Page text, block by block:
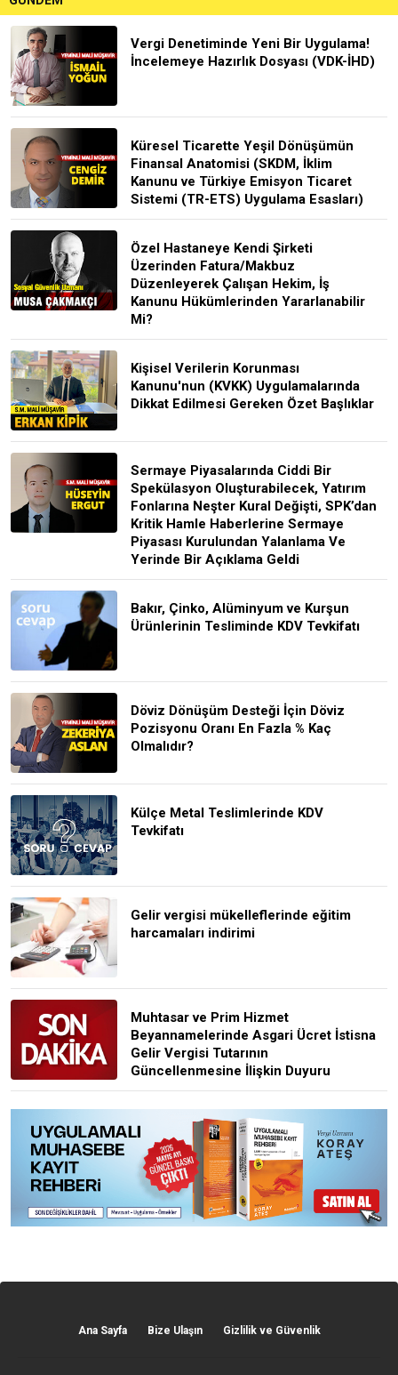
Vergi Denetiminde Yeni Bir Uygulama!
İncelemeye Hazırlık Dosyası (VDK-İHD)
Küresel Ticarette Yeşil Dönüşümün
Finansal Anatomisi (SKDM, İklim
Kanunu ve Türkiye Emisyon Ticaret
Sistemi (TR-ETS) Uygulama Esasları)
Özel Hastaneye Kendi Şirketi
Üzerinden Fatura/Makbuz
Düzenleyerek Çalışan Hekim, İş
Kanunu Hükümlerinden Yararlanabilir
Mi?
Kişisel Verilerin Korunması
Kanunu'nun (KVKK) Uygulamalarında
Dikkat Edilmesi Gereken Özet Başlıklar
Sermaye Piyasalarında Ciddi Bir
Spekülasyon Oluşturabilecek, Yatırım
Fonlarına Neşter Kural Değişti, SPK’dan
Kritik Hamle Haberlerine Sermaye
Piyasası Kurulundan Yalanlama Ve
Yerinde Bir Açıklama Geldi
Bakır, Çinko, Alüminyum ve Kurşun
Ürünlerinin Tesliminde KDV Tevkifatı
Döviz Dönüşüm Desteği İçin Döviz
Pozisyonu Oranı En Fazla % Kaç
Olmalıdır?
Külçe Metal Teslimlerinde KDV
Tevkifatı
Gelir vergisi mükelleflerinde eğitim
harcamaları indirimi
Muhtasar ve Prim Hizmet
Beyannamelerinde Asgari Ücret İstisna
Gelir Vergisi Tutarının
Güncellenmesine İlişkin Duyuru
Ana Sayfa Bize Ulaşın Gizlilik ve Güvenlik